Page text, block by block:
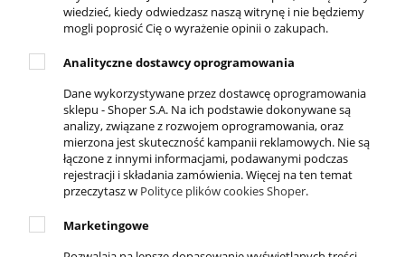
Formy płatności
Czas realizacji zamówienia
KONTAKT
ul. Krakowska 69,
32-050 Skawina
789-269-890
wiedzieć, kiedy odwiedzasz naszą witrynę i nie będziemy
mogli poprosić Cię o wyrażenie opinii o zakupach.
Analityczne dostawcy oprogramowania
Dane wykorzystywane przez dostawcę oprogramowania
sklepu - Shoper S.A. Na ich podstawie dokonywane są
analizy, związane z rozwojem oprogramowania, oraz
mierzona jest skuteczność kampanii reklamowych. Nie są
łączone z innymi informacjami, podawanymi podczas
rejestracji i składania zamówienia. Więcej na ten temat
przeczytasz w Polityce plików cookies Shoper.
Marketingowe